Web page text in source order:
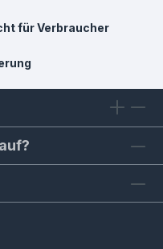
für Verbraucher